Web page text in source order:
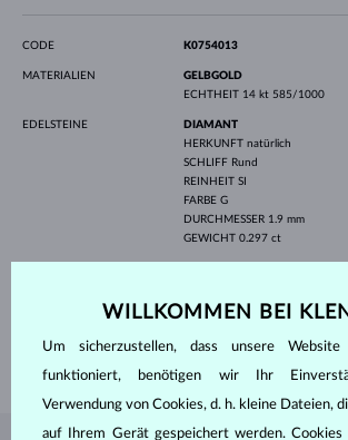
CODE K0754013
MATERIALIEN
GELBGOLD
ECHTHEIT 14 kt 585/1000
EDELSTEINE
DIAMANT
HERKUNFT natürlich
SCHLIFF Rund
REINHEIT SI
FARBE G
DURCHMESSER 1.9 mm
GEWICHT 0.297 ct
WILLKOMMEN BEI
Um sicherzustellen, dass unsere Website
funktioniert, benötigen wir Ihr
Verwendung von Cookies, d. h. kleine Dateien,
auf Ihrem Gerät gespeichert werden. Cookies